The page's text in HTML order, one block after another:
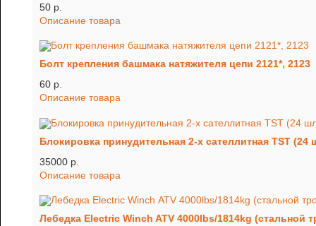
50 p.
Описание товара
Болт крепления башмака натяжителя цепи 2121*, 2123
60 p.
Описание товара
Блокировка принудительная 2-х сателлитная TST (24
35000 p.
Описание товара
Лебедка Electric Winch ATV 4000lbs/1814kg (стальной